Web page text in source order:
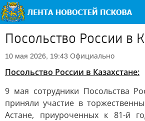
Посольство России в
10 мая 2026, 19:43 Официально
Посольство России в Казахстане:
9 мая сотрудники Посольства
приняли участие в
Астане, приуроченных к 81-й